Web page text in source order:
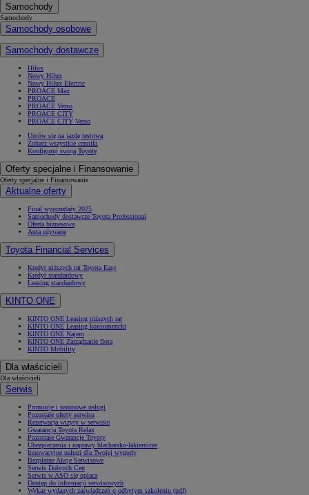
Samochody
Samochody
Samochody osobowe
Samochody dostawcze
Hilux
Nowy Hilux
Nowy Hilux Electric
PROACE Max
PROACE
PROACE Verso
PROACE CITY
PROACE CITY Verso
Umów się na jazdę testową
Zobacz wszystkie cenniki
Konfiguruj swoją Toyotę
Oferty specjalne i Finansowanie
Oferty specjalne i Finansowanie
Aktualne oferty
Finał wyprzedaży 2025
Samochody dostawcze Toyota Professional
Oferta biznesowa
Auta używane
Toyota Financial Services
Kredyt niższych rat Toyota Easy
Kredyt standardowy
Leasing standardowy
KINTO ONE
KINTO ONE Leasing niższych rat
KINTO ONE Leasing konsumencki
KINTO ONE Najem
KINTO ONE Zarządzanie flotą
KINTO Mobility
Dla właścicieli
Dla właścicieli
Serwis
Promocje i sezonowe usługi
Pozostałe oferty serwisu
Rezerwacja wizyty w serwisie
Gwarancja Toyota Relax
Pozostałe Gwarancje Toyoty
Ubezpieczenia i naprawy blacharsko-lakiernicze
Innowacyjne usługi dla Twojej wygody
Bezpłatne Akcje Serwisowe
Serwis Dobrych Cen
Serwis w ASO się opłaca
Dostęp do informacji serwisowych
Wykaz wydanych zaświadczeń o odbytym szkoleniu (pdf)